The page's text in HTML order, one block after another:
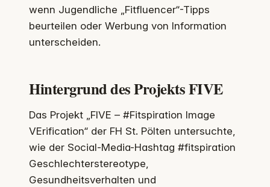
wenn Jugendliche „Fitfluencer“-Tipps
beurteilen oder Werbung von Information
unterscheiden.
Hintergrund des Projekts FIVE
Das Projekt „FIVE – #Fitspiration Image
VErification“ der FH St. Pölten untersuchte,
wie der Social-Media-Hashtag #fitspiration
Geschlechterstereotype,
Gesundheitsverhalten und